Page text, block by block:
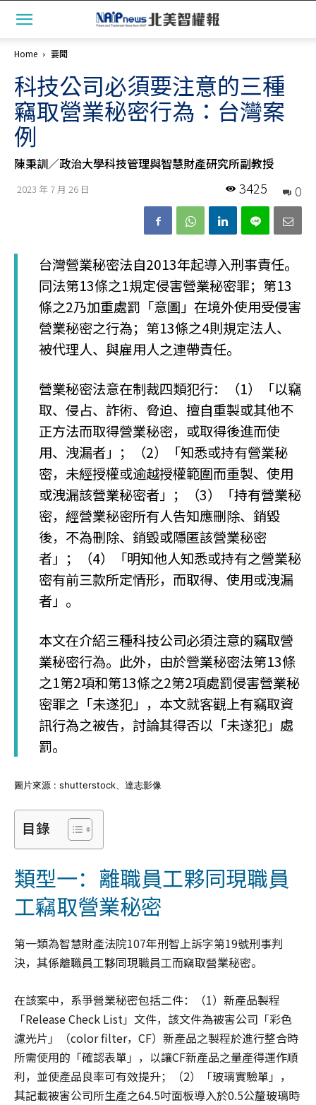
Home 要聞
科技公司必須要注意的三種
竊取營業秘密行為：台灣案
例
陳秉訓／政治大學科技管理與智慧財產研究所副教授
2023 年 7 月 26 日 0
3425
台灣營業秘密法自2013年起導入刑事責任。
同法第13條之1規定侵害營業秘密罪；第13
條之2乃加重處罰「意圖」在境外使用受侵害
營業秘密之行為；第13條之4則規定法人、
被代理人、與雇用人之連帶責任。
營業秘密法意在制裁四類犯行：（1）「以竊
取、侵占、詐術、脅迫、擅自重製或其他不
正方法而取得營業秘密，或取得後進而使
用、洩漏者」；（2）「知悉或持有營業秘
密，未經授權或逾越授權範圍而重製、使用
或洩漏該營業秘密者」；（3）「持有營業秘
密，經營業秘密所有人告知應刪除、銷毀
後，不為刪除、銷毀或隱匿該營業秘密
者」；（4）「明知他人知悉或持有之營業秘
密有前三款所定情形，而取得、使用或洩漏
者」。
本文在介紹三種科技公司必須注意的竊取營
業秘密行為。此外，由於營業秘密法第13條
之1第2項和第13條之2第2項處罰侵害營業秘
密罪之「未遂犯」，本文就客觀上有竊取資
訊行為之被告，討論其得否以「未遂犯」處
罰。
圖片來源 : shutterstock、達志影像
目錄
類型一：離職員工夥同現職員
工竊取營業秘密
第一類為智慧財產法院107年刑智上訴字第19號刑事判
決，其係離職員工夥同現職員工而竊取營業秘密。
在該案中，系爭營業秘密包括二件：（1）新產品製程
「Release Check List」文件，該文件為被害公司「彩色
濾光片」（color filter，CF）新產品之製程於進行整合時
所需使用的「確認表單」，以讓CF新產品之量產得運作順
利，並使產品良率可有效提升；（2）「玻璃實驗單」，
其記載被害公司所生產之64.5吋面板導入於0.5公釐玻璃時